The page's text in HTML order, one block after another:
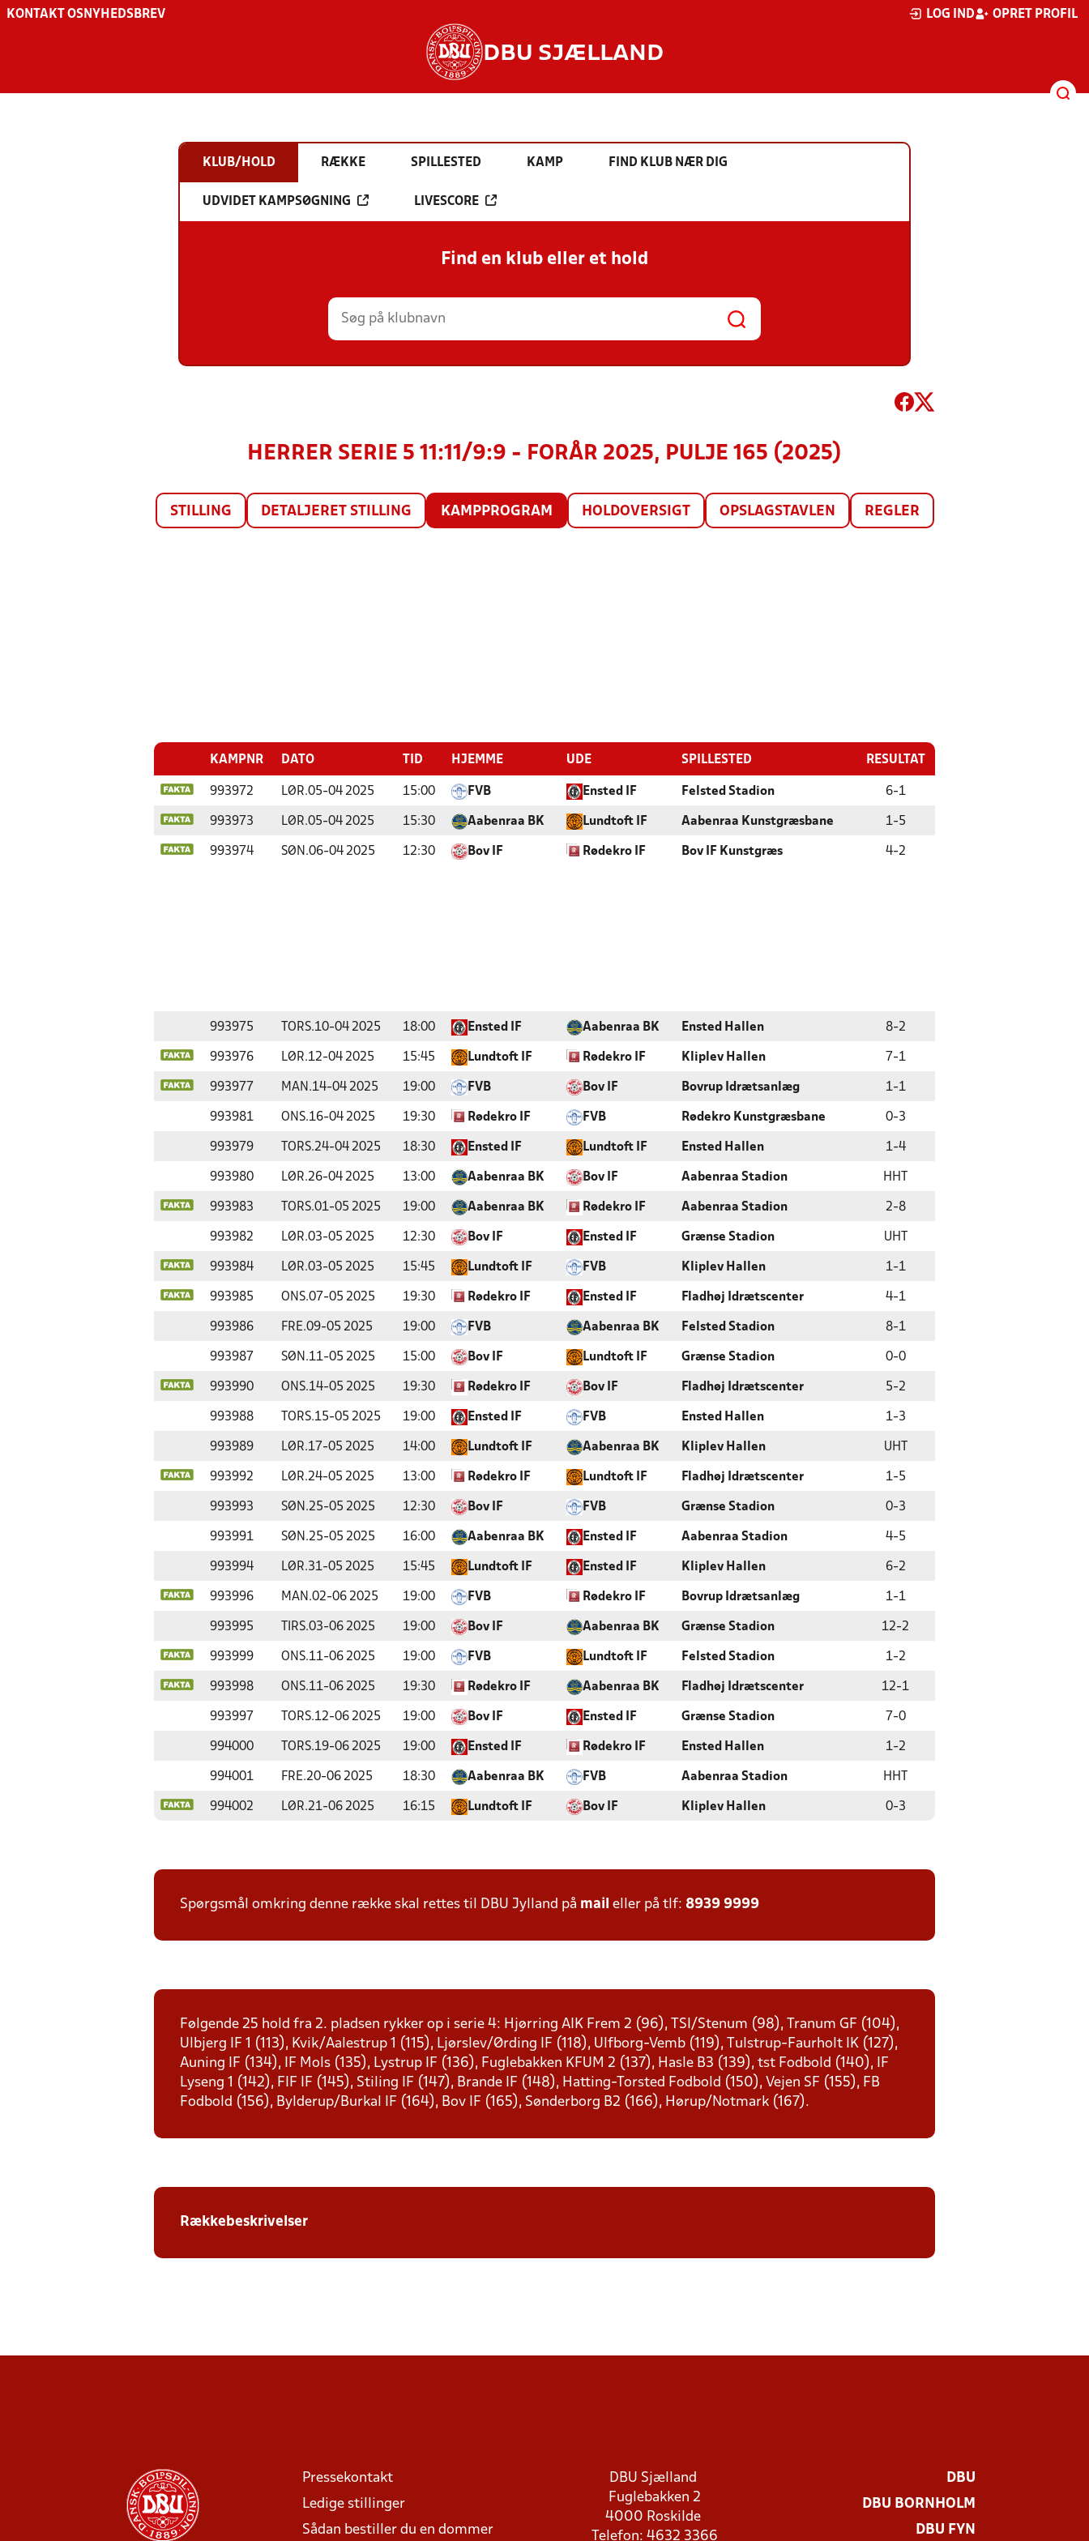
KONTAKT OS NYHEDSBREV LOG IND OPRET PROFIL
DBU SJÆLLAND
KLUB/HOLD RÆKKE SPILLESTED KAMP FIND KLUB NÆR DIG
UDVIDET KAMPSØGNING LIVESCORE
Find en klub eller et hold
HERRER SERIE 5 11:11/9:9 - FORÅR 2025, PULJE 165 (2025)
STILLING DETALJERET STILLING KAMPPROGRAM HOLDOVERSIGT OPSLAGSTAVLEN REGLER
KAMPNR DATO TID HJEMME UDE SPILLESTED RESULTAT
993972 LØR.05-04 2025 15:00 FVB Ensted IF Felsted Stadion 6-1
993973 LØR.05-04 2025 15:30 Aabenraa BK Lundtoft IF Aabenraa Kunstgræsbane 1-5
993974 SØN.06-04 2025 12:30 Bov IF Rødekro IF Bov IF Kunstgræs 4-2
993975 TORS.10-04 2025 18:00 Ensted IF Aabenraa BK Ensted Hallen 8-2
993976 LØR.12-04 2025 15:45 Lundtoft IF Rødekro IF Kliplev Hallen 7 -1
993977 MAN.14-04 2025 19:00 FVB Bov IF Bovrup Idrætsanlæg 1-1
993981 ONS.16-04 2025 19:30 Rødekro IF FVB Rødekro Kunstgræsbane 0-3
993979 TORS.24-04 2025 18:30 Ensted IF Lundtoft IF Ensted Hallen 1-4
993980 LØR.26-04 2025 13:00 Aabenraa BK Bov IF Aabenraa Stadion HHT
993983 TORS.01-05 2025 19:00 Aabenraa BK Rødekro IF Aabenraa Stadion 2-8
993982 LØR.03-05 2025 12:30 Bov IF Ensted IF Grænse Stadion UHT
993984 LØR.03-05 2025 15:45 Lundtoft IF FVB Kliplev Hallen 1-1
993985 ONS.07-05 2025 19:30 Rødekro IF Ensted IF Fladhøj Idrætscenter 4-1
993986 FRE.09-05 2025 19:00 FVB Aabenraa BK Felsted Stadion 8-1
993987 SØN.11-05 2025 15:00 Bov IF Lundtoft IF Grænse Stadion 0-0
993990 ONS.14-05 2025 19:30 Rødekro IF Bov IF Fladhøj Idrætscenter 5-2
993988 TORS.15-05 2025 19:00 Ensted IF FVB Ensted Hallen 1-3
993989 LØR.17-05 2025 14:00 Lundtoft IF Aabenraa BK Kliplev Hallen UHT
993992 LØR.24-05 2025 13:00 Rødekro IF Lundtoft IF Fladhøj Idrætscenter 1-5
993993 SØN.25-05 2025 12:30 Bov IF FVB Grænse Stadion 0-3
993991 SØN.25-05 2025 16:00 Aabenraa BK Ensted IF Aabenraa Stadion 4-5
993994 LØR.31-05 2025 15:45 Lundtoft IF Ensted IF Kliplev Hallen 6-2
993996 MAN.02-06 2025 19:00 FVB Rødekro IF Bovrup Idrætsanlæg 1-1
993995 TIRS.03-06 2025 19:00 Bov IF Aabenraa BK Grænse Stadion 12-2
993999 ONS.11-06 2025 19:00 FVB Lundtoft IF Felsted Stadion 1-2
993998 ONS.11-06 2025 19:30 Rødekro IF Aabenraa BK Fladhøj Idrætscenter 12-1
993997 TORS.12-06 2025 19:00 Bov IF Ensted IF Grænse Stadion 7 -0
994000 TORS.19-06 2025 19:00 Ensted IF Rødekro IF Ensted Hallen 1-2
994001 FRE.20-06 2025 18:30 Aabenraa BK FVB Aabenraa Stadion HHT
994002 LØR.21-06 2025 16:15 Lundtoft IF Bov IF Kliplev Hallen 0-3
Spørgsmål omkring denne række skal rettes til DBU Jylland på mail eller på tlf: 8939 9999
Følgende 25 hold fra 2. pladsen rykker op i serie 4: Hjørring AIK Frem 2 (96), TSI/Stenum (98), Tranum GF (104),
Ulbjerg IF 1 (113), Kvik/Aalestrup 1 (115), Ljørslev/Ørding IF (118), Ulfborg-Vemb (119), Tulstrup-Faurholt IK (127),
Auning IF (134), IF Mols (135), Lystrup IF (136), Fuglebakken KFUM 2 (137), Hasle B3 (139), tst Fodbold (140), IF
Lyseng 1 (142), FIF IF (145), Stiling IF (147), Brande IF (148), Hatting-Torsted Fodbold (150), Vejen SF (155), FB
Fodbold (156), Bylderup/Burkal IF (164), Bov IF (165), Sønderborg B2 (166), Hørup/Notmark (167).
Rækkebeskrivelser
Pressekontakt
Ledige stillinger
Sådan bestiller du en dommer
DBU Sjælland
Fuglebakken 2
4000 Roskilde
Telefon: 4632 3366
DBU
DBU BORNHOLM
DBU FYN